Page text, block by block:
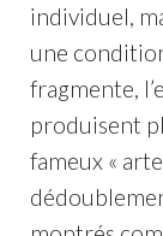
individuel,
une
fragmente,
produisent
fameux «